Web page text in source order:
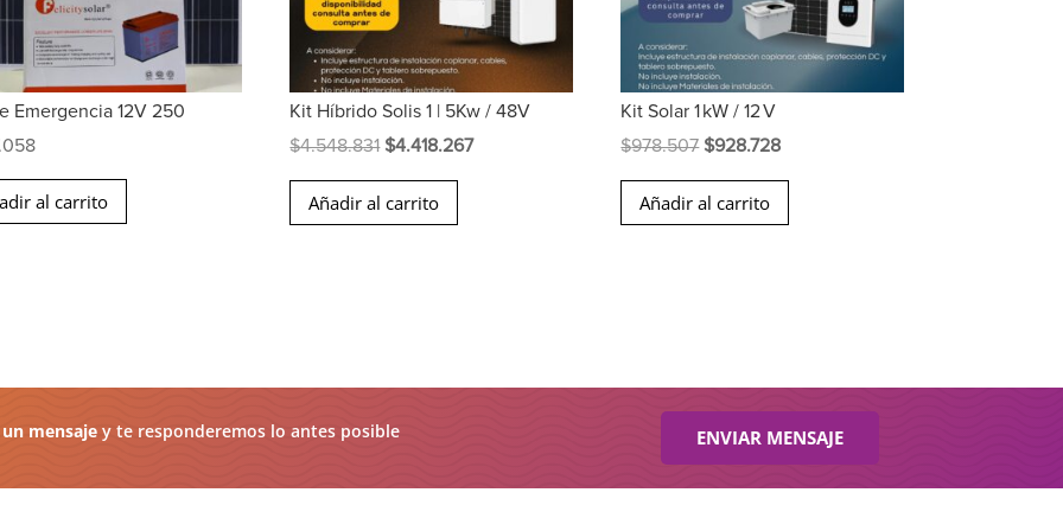
Emergencia 12V 250
al carrito
Kit Híbrido Solis 1 | 5Kw / 48V
$4.548.831 El
original
$4.418.267El
Añadir al carrito
Kit Solar 1 kW / 12 V
$978.507 El
original
$928.728El
Añadir al carrito
mensaje y te responderemos lo antes posible ENVIAR MENSAJE